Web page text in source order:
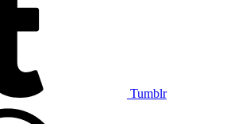
Tumblr